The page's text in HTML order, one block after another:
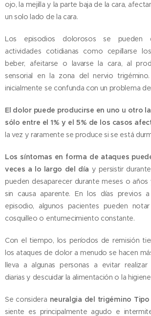
ojo, la mejilla y la parte baja de la cara,
un solo lado de la cara.
Los episodios dolorosos se pueden
actividades cotidianas como cepillarse
beber, afeitarse o lavarse la cara, al
sensorial en la zona del nervio
inicialmente se confunda con un problema
El dolor puede producirse en uno u otro
sólo entre el 1% y el 5% de los casos
la vez y raramente se produce si se está
Los síntomas en forma de ataques
veces a lo largo del día y persistir
pueden desaparecer durante meses o
sin causa aparente. En los días previos
episodio, algunos pacientes pueden
cosquilleo o entumecimiento constante.
Con el tiempo, los períodos de remisión
los ataques de dolor a menudo se hacen
lleva a algunas personas a evitar realizar
diarias y descuidar la alimentación o la
Se considera neuralgia del trigémino Tipo
siente es principalmente agudo e